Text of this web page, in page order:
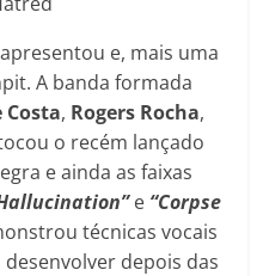
e, mais uma
A banda formada
Costa, Rogers Rocha,
o recém lançado
e ainda as faixas
e “Corpse
técnicas vocais
depois das